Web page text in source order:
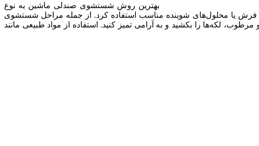
بهترین روش شستشوی صندلی ماشین به نوع
فرش یا محلول‌های شوینده مناسب استفاده کرد. از جمله مراحل شستشوی
لکه‌ها را بکشید و به آرامی تمیز کنید. استفاده از مواد طبیعی مانند